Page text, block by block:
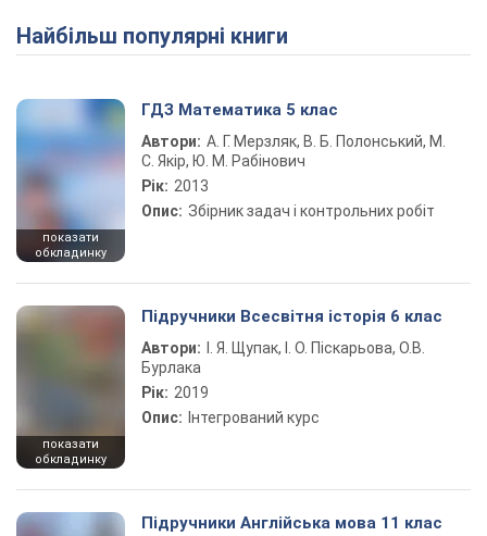
Найбільш популярні книги
показати
обкладинку
ГДЗ Математика 5 клас
Автори: А. Г. Мерзляк, В. Б. Полонський, М.
С. Якір, Ю. М. Рабінович
Рік: 2013
Опис: Збірник задач і контрольних робіт
показати
обкладинку
Підручники Всесвітня історія 6 клас
Автори:
І. Я. Щупак, І. О. Піскарьова, О.В.
Бурлака
Рік: 2019
Опис: Інтегрований курс
Підручники Англійська мова 11 клас